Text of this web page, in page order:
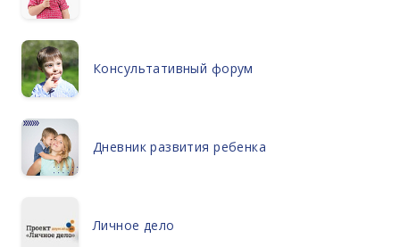
Консультативный форум
Дневник развития ребенка
Личное дело